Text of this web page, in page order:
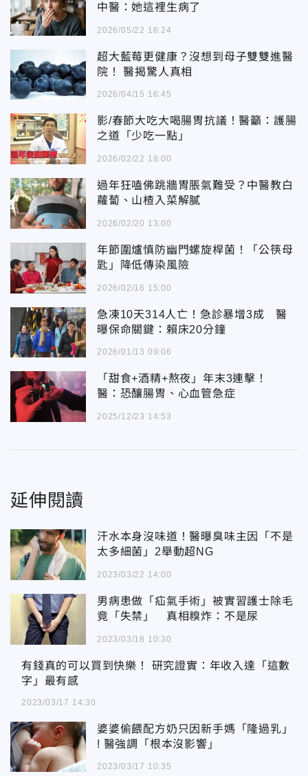
中醫：她這裡生病了
2026/05/22 16:24
超大藍莓更健康？沒想到母子雙雙進醫
院！ 醫揭驚人真相
2026/04/15 16:45
影/春節大吃大喝腸胃抗議！醫籲：護腸
之道「少吃一點」
2026/02/22 18:00
過年狂嗑佛跳牆胃脹氣難受？中醫教白
蘿蔔、山楂入菜解膩
2026/02/20 13:00
年節圍爐慎防幽門螺旋桿菌！「公筷母
匙」降低傳染風險
2026/02/16 15:00
急凍10天314人亡！急診暴增3成 醫
曝保命關鍵：賴床20分鐘
2026/01/13 09:06
「甜食+酒精+熬夜」年末3連擊！
醫：恐釀腸胃、心血管急症
2025/12/23 14:53
延伸閱讀
汗水本身沒味道！醫曝臭味主因「不是
太多細菌」2舉動超NG
2023/03/22 14:00
男病患做「疝氣手術」被實習護士除毛
竟「失禁」 真相糗炸：不是尿
2023/03/18 10:30
有錢真的可以買到快樂！ 研究證實：年收入達「這數
字」最有感
2023/03/17 14:30
婆婆偷餵配方奶只因新手媽「隆過乳」
! 醫強調「根本沒影響」
2023/03/17 10:35